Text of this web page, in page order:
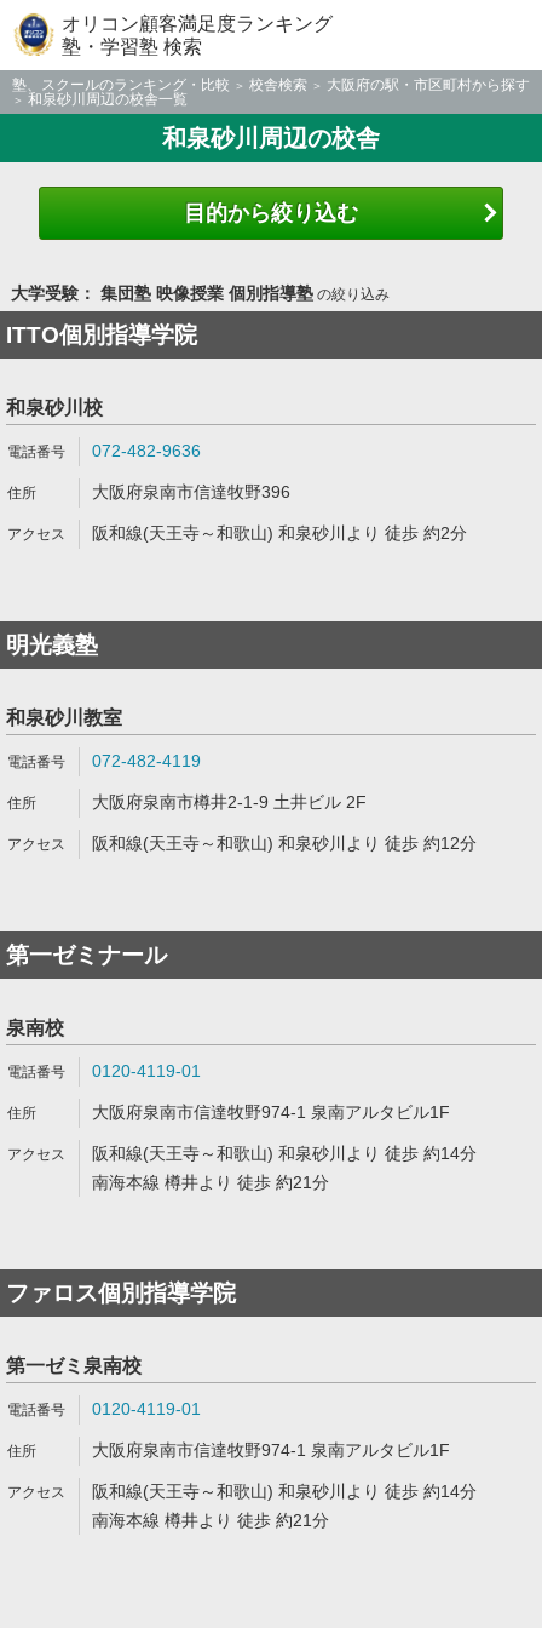
オリコン顧客満足度ランキング
塾・学習塾 検索
塾、スクールのランキング・比較 校舎検索
大阪府の駅・市区町村から探す
和泉砂川周辺の校舎一覧
和泉砂川周辺の校舎
目的から絞り込む
大学受験： 集団塾 映像授業 個別指導塾の絞り込み
ITTO個別指導学院
和泉砂川校
072-482-9636
大阪府泉南市信達牧野396
阪和線(天王寺～和歌山) 和泉砂川より 徒歩 約2分
明光義塾
和泉砂川教室
072-482-4119
大阪府泉南市樽井2-1-9 土井ビル 2F
阪和線(天王寺～和歌山) 和泉砂川より 徒歩 約12分
第一ゼミナール
泉南校
0120-4119-01
大阪府泉南市信達牧野974-1 泉南アルタビル1F
阪和線(天王寺～和歌山) 和泉砂川より 徒歩 約14分
南海本線 樽井より 徒歩 約21分
ファロス個別指導学院
第一ゼミ泉南校
0120-4119-01
大阪府泉南市信達牧野974-1 泉南アルタビル1F
阪和線(天王寺～和歌山) 和泉砂川より 徒歩 約14分
南海本線 樽井より 徒歩 約21分